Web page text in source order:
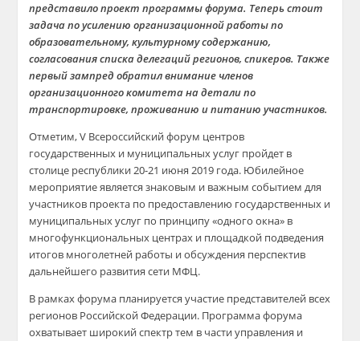
представило проект программы форума. Теперь стоит
задача по усилению организационной работы по
образовательному, культурному содержанию,
согласования списка делегаций регионов, спикеров. Также
первый зампред обратил внимание членов
организационного комитета на детали по
транспортировке, проживанию и питанию участников.
Отметим, V Всероссийский форум центров
государственных и муниципальных услуг пройдет в
столице республики 20-21 июня 2019 года. Юбилейное
мероприятие является знаковым и важным событием для
участников проекта по предоставлению государственных и
муниципальных услуг по принципу «одного окна» в
многофункциональных центрах и площадкой подведения
итогов многолетней работы и обсуждения перспектив
дальнейшего развития сети МФЦ.
В рамках форума планируется участие представителей всех
регионов Российской Федерации. Программа форума
охватывает широкий спектр тем в части управления и